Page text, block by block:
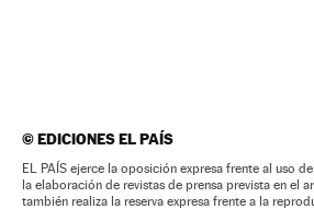
©EDICIONES EL PAÍS
EL PAÍS ejerce la oposición expresa frente al uso
la elaboración de revistas de prensa prevista en el
también realiza la reserva expresa frente a la